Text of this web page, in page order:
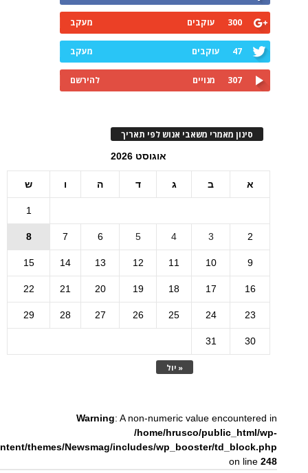
300 עוקבים מעקב
47 עוקבים מעקב
307 מנויים להירשם
סינון מאמרי משאבי אנוש לפי תאריך
אוגוסט 2026
א ב ג ד ה ו ש
« יול
1
2
3
4
5
6
7
8
9
10
11
12
13
14
15
16
17
18
19
20
21
22
23
24
25
26
27
28
29
30
31
Warning: A non-numeric value encountered in
/home/hrusco/public_html/wp-
themes/Newsmag/includes/wp_booster/td_block.php
on line248